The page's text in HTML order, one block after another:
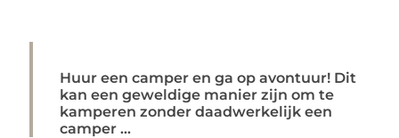
Huur een camper en ga op avontuur! Dit
kan een geweldige manier zijn om te
kamperen zonder daadwerkelijk een
camper ...